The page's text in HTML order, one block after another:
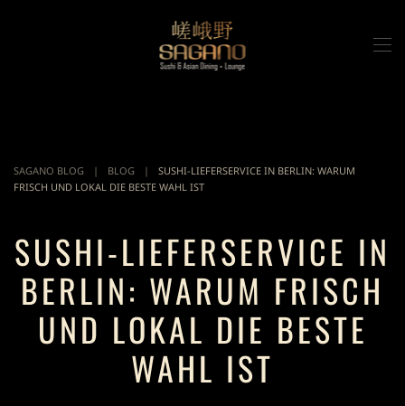
Zum Hauptinhalt springen
SAGANO BLOG BLOG
SUSHI-LIEFERSERVICE IN BERLIN: WARUM
FRISCH UND LOKAL DIE BESTE WAHL IST
SUSHI-LIEFERSERVICE IN
BERLIN: WARUM FRISCH
UND LOKAL DIE BESTE
WAHL IST